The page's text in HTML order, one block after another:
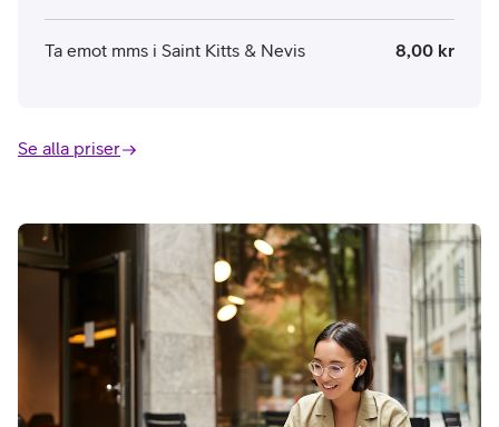
Ta emot mms i Saint Kitts & Nevis 8,00 kr
Se alla priser